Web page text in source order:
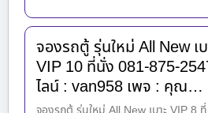
จองรถตู้ รุ่นใหม่ All New เ
VIP 10 ที่นั่ง 081-875-
ไลน์ : van958 เพจ : คุณ…